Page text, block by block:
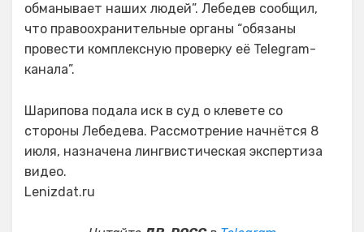
обманывает наших людей”. Лебедев сообщил,
что правоохранительные органы “обязаны
провести комплексную проверку её Telegram-
канала”.
Шарипова подала иск в суд о клевете со
стороны Лебедева. Рассмотрение начнётся 8
июля, назначена лингвистическая экспертиза
видео.
Lenizdat.ru